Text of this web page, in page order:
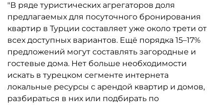
"В ряде туристических агрегаторов доля
предлагаемых для посуточного бронирования
квартир в Турции составляет уже около трети от
всех доступных вариантов. Ещё порядка 15–17%
предложений могут составлять загородные и
гостевые дома. Нет больше необходимости
искать в турецком сегменте интернета
локальные ресурсы с арендой квартир и домов,
разбираться в них или подбирать по